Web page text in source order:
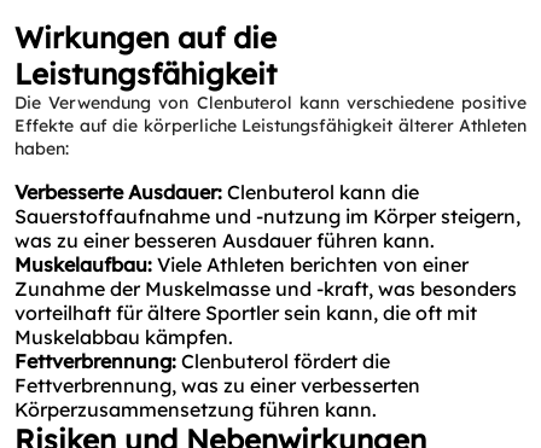
Wirkungen auf die
Leistungsfähigkeit
Die Verwendung von Clenbuterol kann verschiedene positive
Effekte auf die körperliche Leistungsfähigkeit älterer Athleten
haben:
Verbesserte Ausdauer: Clenbuterol kann die
Sauerstoffaufnahme und -nutzung im Körper steigern,
was zu einer besseren Ausdauer führen kann.
Muskelaufbau: Viele Athleten berichten von einer
Zunahme der Muskelmasse und -kraft, was besonders
vorteilhaft für ältere Sportler sein kann, die oft mit
Muskelabbau kämpfen.
Fettverbrennung: Clenbuterol fördert die
Fettverbrennung, was zu einer verbesserten
Körperzusammensetzung führen kann.
Risiken und Nebenwirkungen